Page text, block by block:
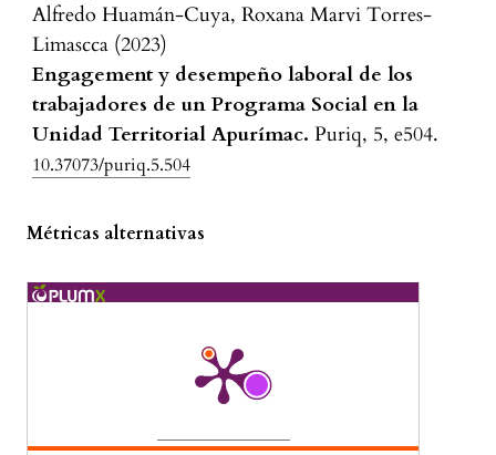
Alfredo Huamán-Cuya, Roxana Marvi Torres-
Limascca (2023)
Engagement y desempeño laboral de los
trabajadores de un Programa Social en la
Unidad Territorial Apurímac. Puriq, 5, e504.
10.37073/puriq.5.504
Métricas alternativas